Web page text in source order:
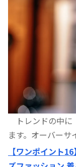
トレンドの中に
ます。オーバーサ
【ワンポイント